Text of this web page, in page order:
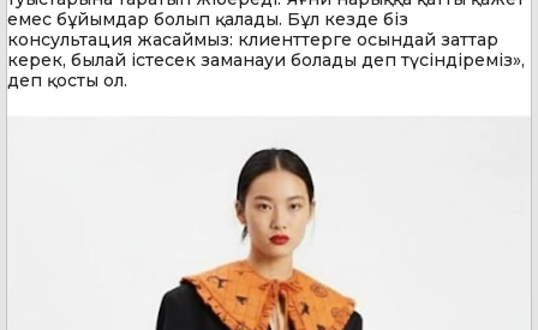
емес бұйымдар болып қалады. Бұл кезде біз
консультация жасаймыз: клиенттерге осындай заттар
керек, былай істесек заманауи болады деп түсіндіреміз»,
деп қосты ол.